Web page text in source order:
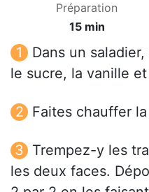
Préparation
15 min
Dans un
le sucre, la vanille
Faites chauffer
Trempez-y les
les deux faces.